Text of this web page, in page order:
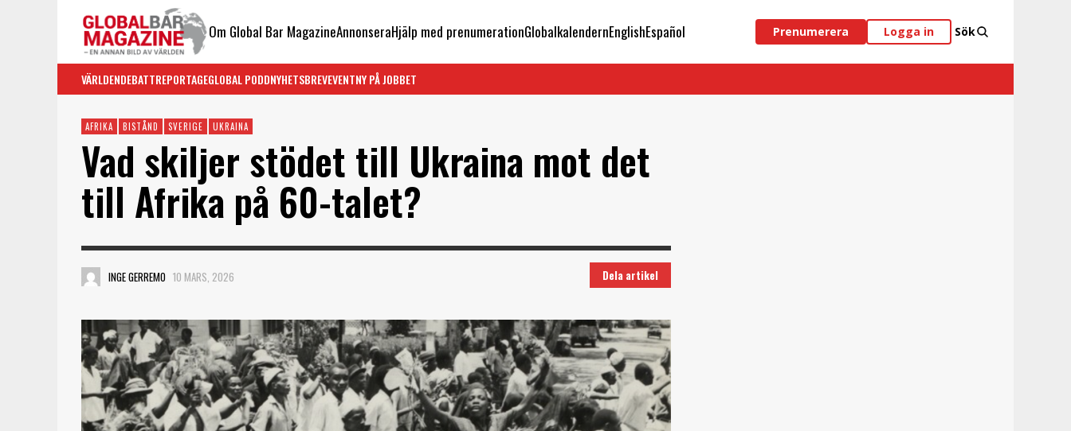
Om Global Bar MagazineAnnonseraHjälp med prenumerationGlobalkalendernEnglishEspañol Prenumerera Logga in Sök
VÄRLDENDEBATTREPORTAGEGLOBAL PODDNYHETSBREVEVENTNY PÅ JOBBET
AFRIKA BISTÅND SVERIGE UKRAINA
Vad skiljer stödet till Ukraina mot det
till Afrika på 60-talet?
INGE GERREMO 10 MARS, 2026 Dela artikel